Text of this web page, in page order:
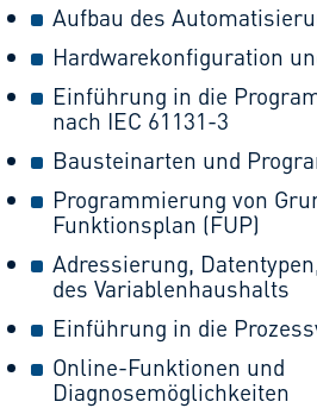
Aufbau des
Hardwarekonfiguration
Einführung in die
nach IEC 61131-3
Bausteinarten und
Programmierung von
Funktionsplan (FUP)
Adressierung,
des Variablenhaushalts
Einführung in die
Online-Funktionen und
Diagnosemöglichkeiten